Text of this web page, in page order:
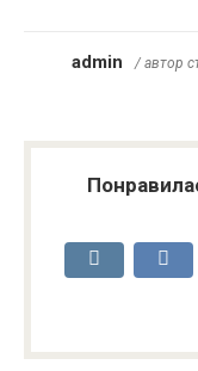
admin / автор